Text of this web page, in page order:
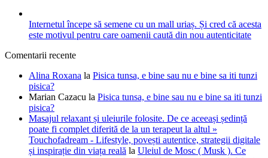
Internetul începe să semene cu un mall uriaș. Și cred că acesta
este motivul pentru care oamenii caută din nou autenticitate
Comentarii recente
Alina Roxana la Pisica tunsa, e bine sau nu e bine sa iti tunzi
pisica?
Marian Cazacu la Pisica tunsa, e bine sau nu e bine sa iti tunzi
pisica?
Masajul relaxant și uleiurile folosite. De ce aceeași ședință
poate fi complet diferită de la un terapeut la altul »
Touchofadream - Lifestyle, povești autentice, strategii digitale
și inspirație din viața reală la Uleiul de Mosc ( Musk ). Ce